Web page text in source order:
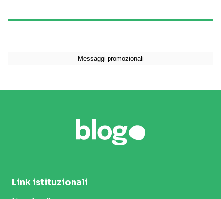
Link istituzionali